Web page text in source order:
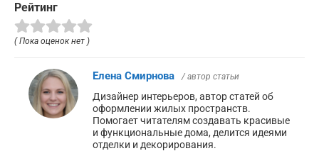
Рейтинг
( Пока оценок нет )
Елена Смирнова / автор статьи
Дизайнер интерьеров, автор статей об
оформлении жилых пространств.
Помогает читателям создавать красивые
и функциональные дома, делится идеями
отделки и декорирования.